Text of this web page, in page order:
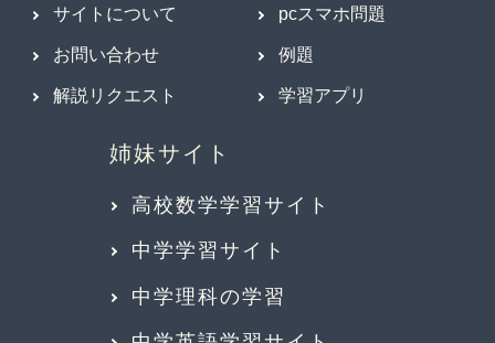
サイトについて
お問い合わせ
解説リクエスト
pcスマホ問題
例題
学習アプリ
高校数学学習サイト
中学学習サイト
中学理科の学習